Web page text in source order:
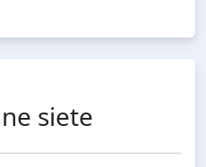
siete